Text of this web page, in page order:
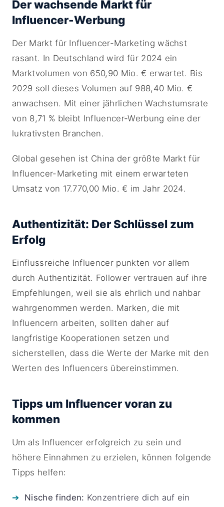
Der wachsende Markt für
Influencer-Werbung
Der Markt für Influencer-Marketing wächst
rasant. In Deutschland wird für 2024 ein
Marktvolumen von 650,90 Mio. € erwartet. Bis
2029 soll dieses Volumen auf 988,40 Mio. €
anwachsen. Mit einer jährlichen Wachstumsrate
von 8,71 % bleibt Influencer-Werbung eine der
lukrativsten Branchen.
Global gesehen ist China der größte Markt für
Influencer-Marketing mit einem erwarteten
Umsatz von 17.770,00 Mio. € im Jahr 2024.
Authentizität: Der Schlüssel zum
Erfolg
Einflussreiche Influencer punkten vor allem
durch Authentizität. Follower vertrauen auf ihre
Empfehlungen, weil sie als ehrlich und nahbar
wahrgenommen werden. Marken, die mit
Influencern arbeiten, sollten daher auf
langfristige Kooperationen setzen und
sicherstellen, dass die Werte der Marke mit den
Werten des Influencers übereinstimmen.
Tipps um Influencer voran zu
kommen
Um als Influencer erfolgreich zu sein und
höhere Einnahmen zu erzielen, können folgende
Tipps helfen:
Nische finden: Konzentriere dich auf ein